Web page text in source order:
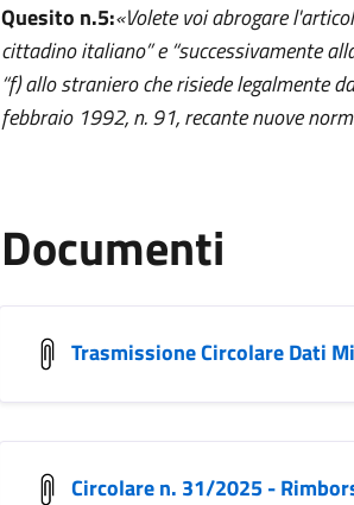
Quesito n.5:«Volete voi abrogare
cittadino italiano” e “successivamente
“f) allo straniero che risiede legalmente
febbraio 1992, n. 91, recante nuove
Documenti
Trasmissione Circolare Dati
Circolare n. 31/2025 -